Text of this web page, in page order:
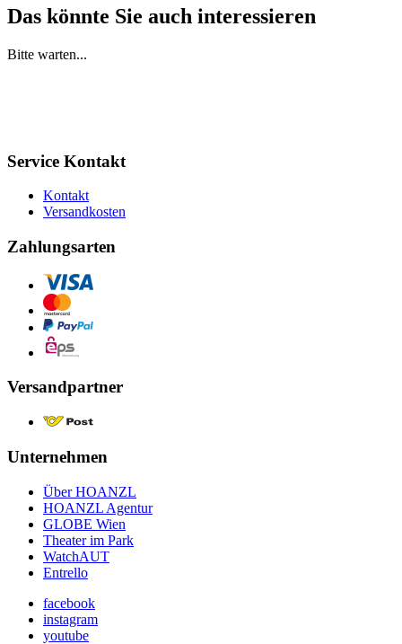
Das könnte Sie auch interessieren
Bitte warten...
Service Kontakt
Kontakt
Versandkosten
Zahlungsarten
Versandpartner
Unternehmen
Über HOANZL
HOANZL Agentur
GLOBE Wien
Theater im Park
WatchAUT
Entrello
facebook
instagram
youtube